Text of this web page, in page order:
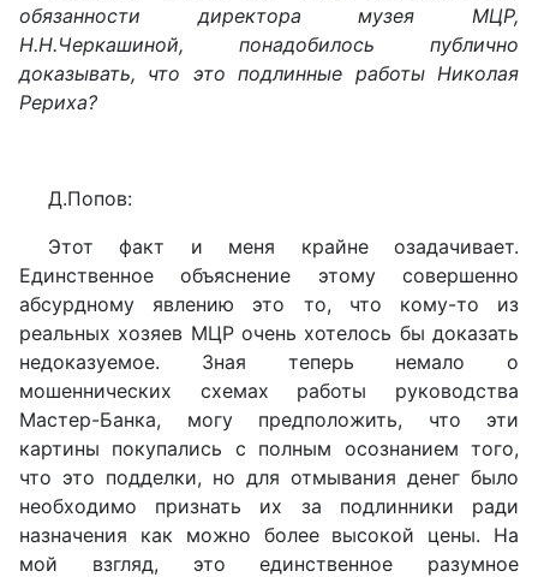
обязанности директора музея МЦР,
Н.Н.Черкашиной, понадобилось публично
доказывать, что это подлинные работы Николая
Рериха?
Д.Попов:
Этот факт и меня крайне озадачивает.
Единственное объяснение этому совершенно
абсурдному явлению это то, что кому-то из
реальных хозяев МЦР очень хотелось бы доказать
недоказуемое. Зная теперь немало о
мошеннических схемах работы руководства
Мастер-Банка, могу предположить, что эти
картины покупались с полным осознанием того,
что это подделки, но для отмывания денег было
необходимо признать их за подлинники ради
назначения как можно более высокой цены. На
мой взгляд, это единственное разумное